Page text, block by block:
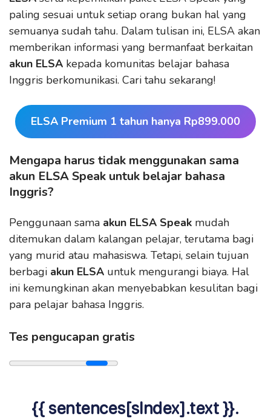
paling sesuai untuk setiap orang bukan hal yang
semuanya sudah tahu. Dalam tulisan ini, ELSA akan
memberikan informasi yang bermanfaat berkaitan
akun ELSA kepada komunitas belajar bahasa
Inggris berkomunikasi. Cari tahu sekarang!
ELSA Premium 1 tahun hanya Rp899.000
Mengapa harus tidak menggunakan sama
akun ELSA Speak untuk belajar bahasa
Inggris?
Penggunaan sama akun ELSA Speak mudah
ditemukan dalam kalangan pelajar, terutama bagi
yang murid atau mahasiswa. Tetapi, selain tujuan
berbagi akun ELSA untuk mengurangi biaya. Hal
ini kemungkinan akan menyebabkan kesulitan bagi
para pelajar bahasa Inggris.
Tes pengucapan gratis
{{ sentences[sIndex].text }}.